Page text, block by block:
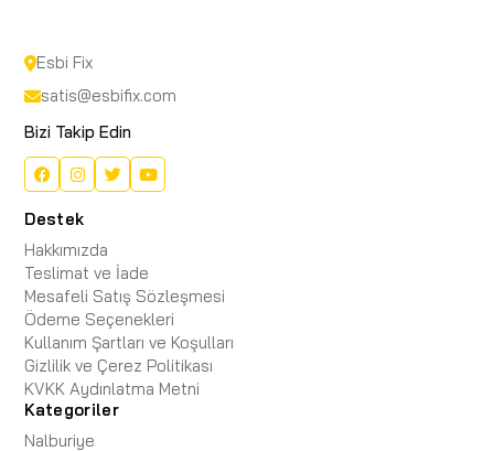
Esbi Fix
satis@esbifix.com
Bizi Takip Edin
Destek
Hakkımızda
Teslimat ve İade
Mesafeli Satış Sözleşmesi
Ödeme Seçenekleri
Kullanım Şartları ve Koşulları
Gizlilik ve Çerez Politikası
KVKK Aydınlatma Metni
Kategoriler
Nalburiye